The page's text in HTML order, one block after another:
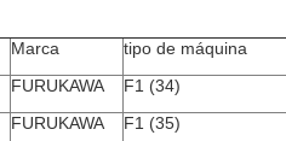
Marca
tipo de máquina
FURUKAWA
F1 (34)
FURUKAWA
F1 (35)